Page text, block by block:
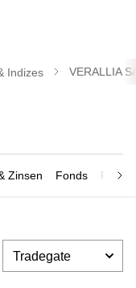
Indizes VERALLIA
Zinsen Fonds